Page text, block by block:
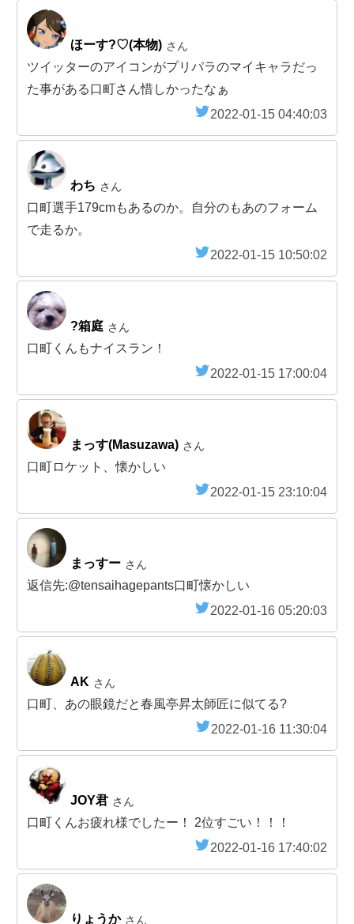
ほーす?♡(本物) さん
ツイッターのアイコンがプリパラのマイキャラだっ
た事がある口町さん惜しかったなぁ
2022-01-15 04:40:03
わち さん
口町選手179cmもあるのか。自分のもあのフォーム
で走るか。
2022-01-15 10:50:02
?箱庭 さん
口町くんもナイスラン！
2022-01-15 17:00:04
まっす(Masuzawa) さん
口町ロケット、懐かしい
2022-01-15 23:10:04
まっすー さん
返信先:@tensaihagepants口町懐かしい
2022-01-16 05:20:03
AK さん
口町、あの眼鏡だと春風亭昇太師匠に似てる?
2022-01-16 11:30:04
JOY君 さん
口町くんお疲れ様でしたー！ 2位すごい！！！
2022-01-16 17:40:02
りょうか さん